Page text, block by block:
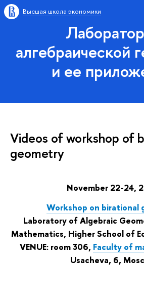
Высшая школа экономики
алгебраической
и ее
Videos of workshop of
geometry
November 22-24,
Workshop on birational
Laboratory of Algebraic
Mathematics, Higher School of
VENUE: room 306, Faculty of
Usacheva, 6,